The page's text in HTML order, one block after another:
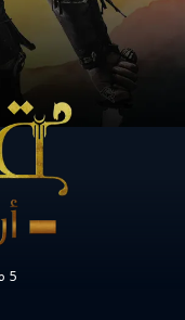
5 مواسم